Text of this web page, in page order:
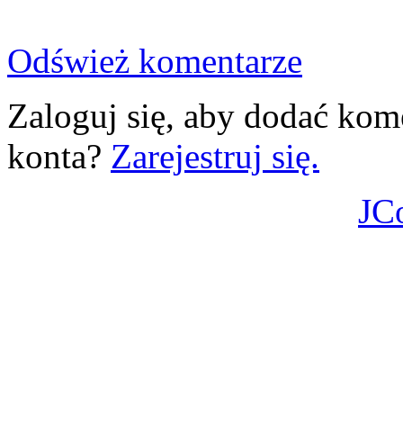
Odśwież komentarze
Zaloguj się, aby dodać
konta? Zarejestruj się.